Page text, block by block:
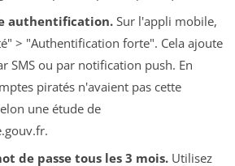
authentification.Sur l'appli mobile,
> "Authentification forte". Cela ajoute
SMS ou par notification push. En
piratés n'avaient pas cette
une étude de
de passe tous les 3 mois.Utilisez